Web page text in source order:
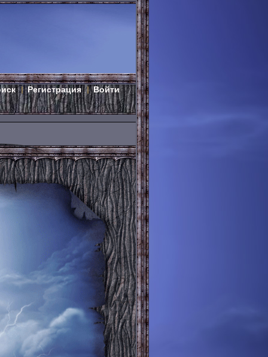
Регистрация Войти